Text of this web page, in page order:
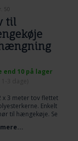
50
til
end 10 på lager
x 3 meter tov flettet
Enkelt
til hængekøje. Se
omkring træ og lav